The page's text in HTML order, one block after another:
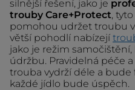
silnější řešení, jako je
trouby Care+Protect ,
pomohou udržet troubu
větší pohodlí nabízejí
jako je režim
údržbu. Pravidelná péče
trouba vydrží déle a
každé jídlo bude úspěch.